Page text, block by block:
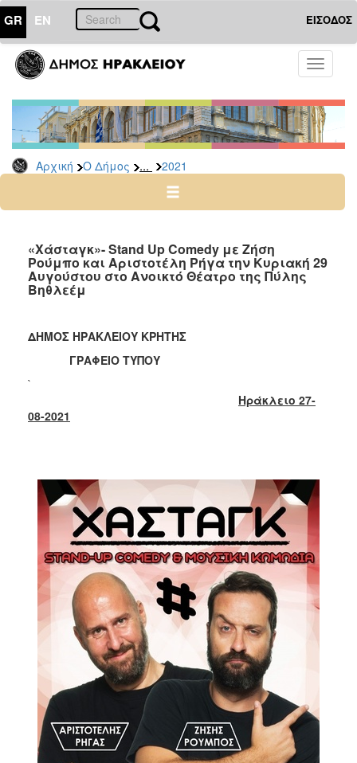
GR EN ΕΙΣΟΔΟΣ
Toggle
Αρχική Ο Δήμος ... 2021
ΔΗΜΟΣ
Δελτία
Τύπου
Αρχείο
2026
2024
2022
2021
2019
2018
2012
2011
2010
2006
ΠΟΛΙΤΙΣΜΟΣ
ΑΝΘΕΚΤΙΚΗ
«Χάσταγκ»- Stand Up Comedy με Ζήση
Ρούμπο και Αριστοτέλη Ρήγα την Κυριακή 29
Αυγούστου στο Ανοικτό Θέατρο της Πύλης
Βηθλεέμ
ΔΗΜΟΣ ΗΡΑΚΛΕΙΟΥ ΚΡΗΤΗΣ
ΓΡΑΦΕΙΟ ΤΥΠΟΥ
`
Ηράκλειο 27-
08-2021